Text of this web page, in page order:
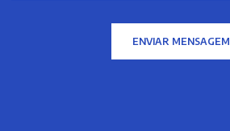
ENVIAR MENSAGEM